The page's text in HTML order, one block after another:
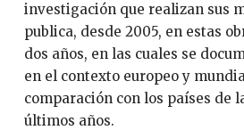
investigación que realizan sus
publica, desde 2005, en estas
dos años, en las cuales se
en el contexto europeo y
comparación con los países de
últimos años.